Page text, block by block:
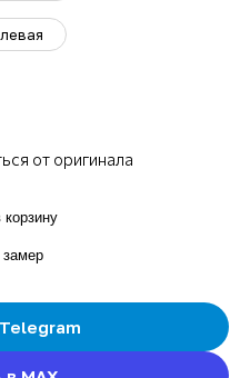
левая
от оригинала